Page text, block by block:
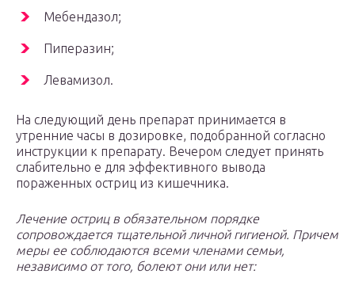
Мебендазол;
Пиперазин;
Левамизол.
На следующий день препарат принимается в
утренние часы в дозировке, подобранной согласно
инструкции к препарату. Вечером следует принять
слабительно е для эффективного вывода
пораженных остриц из кишечника.
Лечение остриц в обязательном порядке
сопровождается тщательной личной гигиеной. Причем
меры ее соблюдаются всеми членами семьи,
независимо от того, болеют они или нет: